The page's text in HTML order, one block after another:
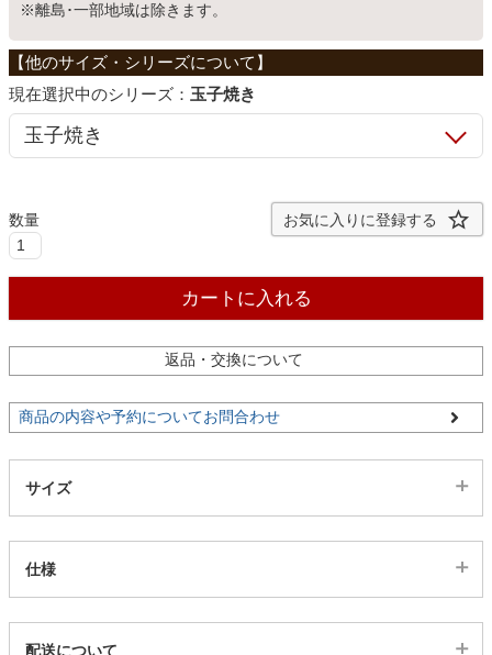
ホームオフィス
こたつ
カーテン
ラグ
※離島･一部地域は除きます。
シリーズ： 玉子焼き
お気に入りに登録する
カートに入れる
返品・交換について
商品の内容や予約についてお問合わせ
サイズ
仕様
配送について